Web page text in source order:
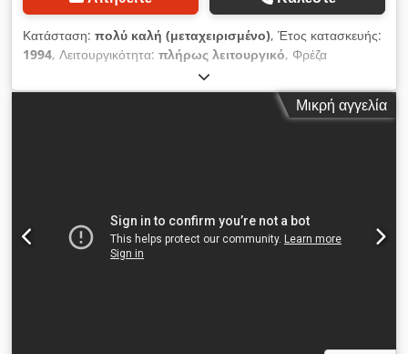
Κατάσταση: πολύ καλή (μεταχειρισμένο), Έτος κατασκευής:
1994, Λειτουργικότητα: πλήρως λειτουργικό, Φρέζα
αντιγραφής τύπου Deckel KF 3 S Πολύ καλή κατάσταση
Dodpfx Ajv E Rw Sea Eokr
Μικρή αγγελία